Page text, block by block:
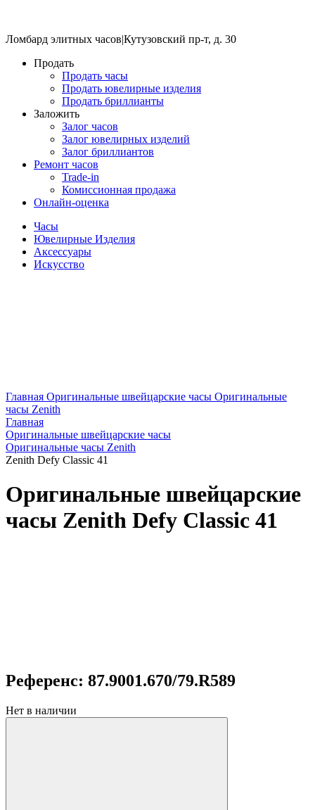
Ломбард элитных часов|Кутузовский пр-т, д. 30
Продать
Продать часы
Продать ювелирные изделия
Продать бриллианты
Заложить
Залог часов
Залог ювелирных изделий
Залог бриллиантов
Ремонт часов
Trade-in
Комиссионная продажа
Онлайн-оценка
Часы
Ювелирные Изделия
Аксессуары
Искусство
Главная Оригинальные швейцарские часы Оригинальные
часы Zenith
Главная
Оригинальные швейцарские часы
Оригинальные часы Zenith
Zenith Defy Classic 41
Оригинальные швейцарские
часы Zenith Defy Classic 41
Референс: 87.9001.670/79.R589
Нет в наличии